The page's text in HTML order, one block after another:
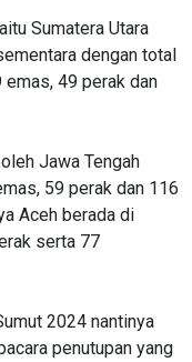
Sumatera Utara
dengan total
49 perak dan
Jawa Tengah
59 perak dan 116
Aceh berada di
serta 77
2024 nantinya
penutupan yang